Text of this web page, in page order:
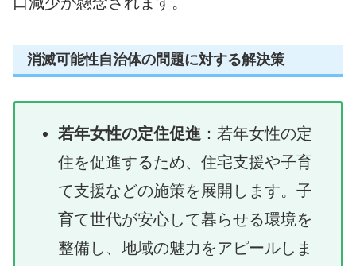
消滅可能性自治体の問題に対する解決策
若年女性の定住促進 ：若年女性の定
住を促進するため、住宅支援や子育
て支援などの施策を展開します。子
育て世代が安心して暮らせる環境を
整備し、地域の魅力をアピールしま